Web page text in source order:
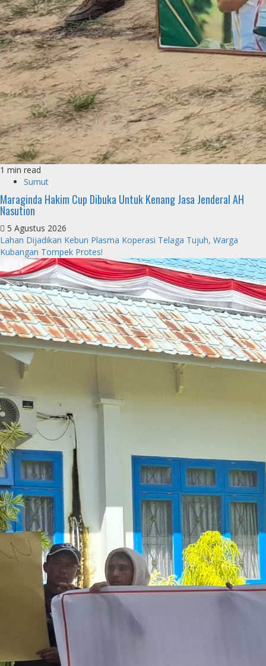
1 min read
Sumut
Maraginda Hakim Cup Dibuka Untuk Kenang Jasa Jenderal AH
Nasution
5 Agustus 2026
Lahan Dijadikan Kebun Plasma Koperasi Telaga Tujuh, Warga
Kubangan Tompek Protes!